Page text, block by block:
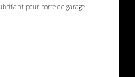
pour porte de garage